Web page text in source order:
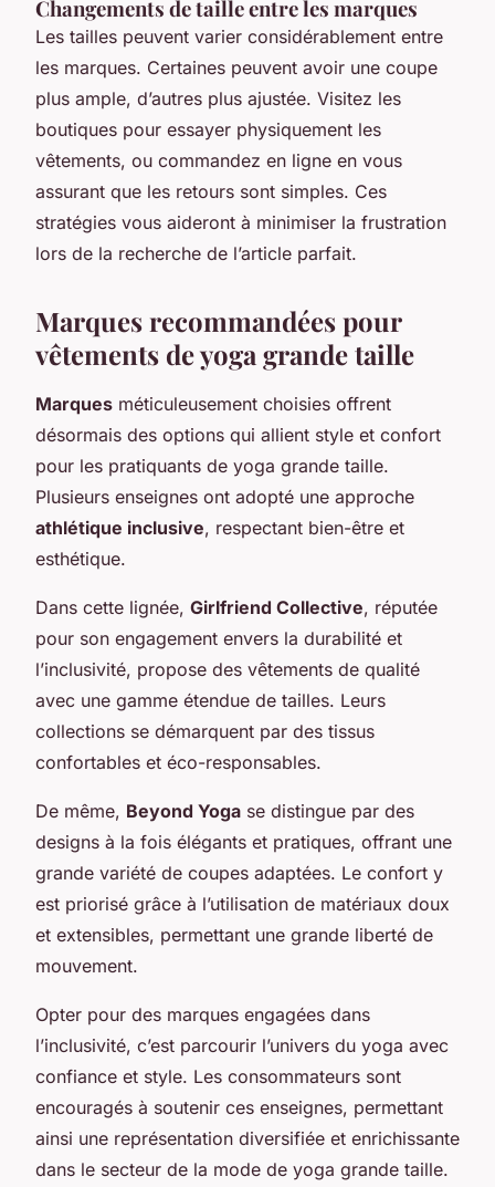
Changements de taille entre les marques
Les tailles peuvent varier considérablement entre
les marques. Certaines peuvent avoir une coupe
plus ample, d’autres plus ajustée. Visitez les
boutiques pour essayer physiquement les
vêtements, ou commandez en ligne en vous
assurant que les retours sont simples. Ces
stratégies vous aideront à minimiser la frustration
lors de la recherche de l’article parfait.
Marques recommandées pour
vêtements de yoga grande taille
Marques méticuleusement choisies offrent
désormais des options qui allient style et confort
pour les pratiquants de yoga grande taille.
Plusieurs enseignes ont adopté une approche
athlétique inclusive, respectant bien-être et
esthétique.
Dans cette lignée, Girlfriend Collective, réputée
pour son engagement envers la durabilité et
l’inclusivité, propose des vêtements de qualité
avec une gamme étendue de tailles. Leurs
collections se démarquent par des tissus
confortables et éco-responsables.
De même, Beyond Yoga se distingue par des
designs à la fois élégants et pratiques, offrant une
grande variété de coupes adaptées. Le confort y
est priorisé grâce à l’utilisation de matériaux doux
et extensibles, permettant une grande liberté de
mouvement.
Opter pour des marques engagées dans
l’inclusivité, c’est parcourir l’univers du yoga avec
confiance et style. Les consommateurs sont
encouragés à soutenir ces enseignes, permettant
ainsi une représentation diversifiée et enrichissante
dans le secteur de la mode de yoga grande taille.